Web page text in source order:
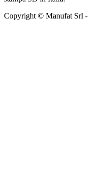
Copyright © Manufat Srl -